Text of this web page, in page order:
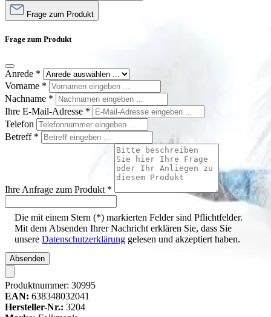
Frage zum Produkt
Frage zum Produkt
Anrede *
Vorname *
Nachname *
Ihre E-Mail-Adresse *
Telefon
Betreff *
Ihre Anfrage zum Produkt *
Die mit einem Stern (*) markierten Felder sind Pflichtfelder.
Mit dem Absenden Ihrer Nachricht erklären Sie, dass Sie
unsere Datenschutzerklärung gelesen und akzeptiert haben.
Absenden
Produktnummer: 30995
EAN: 638348032041
Hersteller-Nr.: 3204